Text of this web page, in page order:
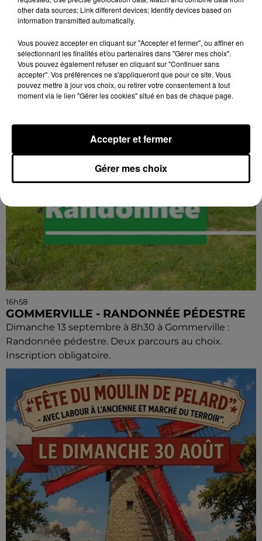
17h02
BLOIS (41) - CONFÉRENCE : « SOYEZ
Jeudi 4 février 2027 à 14h30 à l'auditorium Samuel
Paty, bibliothèque Abbé-Grégoire de Blois (Loir-et-
Cher) : « Soyez maudits ! » Les malédictions
déposées...
16h58
GOMMERVILLE - RANDONNÉE PÉDESTRE
Dimanche 13 septembre à 8h30 à Gommerville :
Randonnée pédestre. Deux parcours au choix.
Inscription obligatoire.
other data sources; Link different devices; Identify devices based on
information transmitted automatically.
Vous pouvez accepter en cliquant sur "Accepter et fermer", ou affiner en
sélectionnant les finalités et/ou partenaires dans "Gérer mes choix".
Vous pouvez également refuser en cliquant sur "Continuer sans
accepter". Vos préférences ne s'appliqueront que pour ce site. Vous
pouvez mettre à jour vos choix, ou retirer votre consentement à tout
moment via le lien "Gérer les cookies" situé en bas de chaque page.
Gérer mes choix
Accepter et fermer